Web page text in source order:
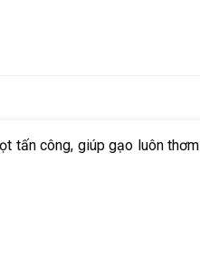
tấn công, giúp gạo luôn